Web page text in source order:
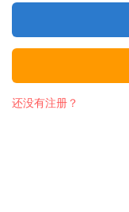
还没有注册？